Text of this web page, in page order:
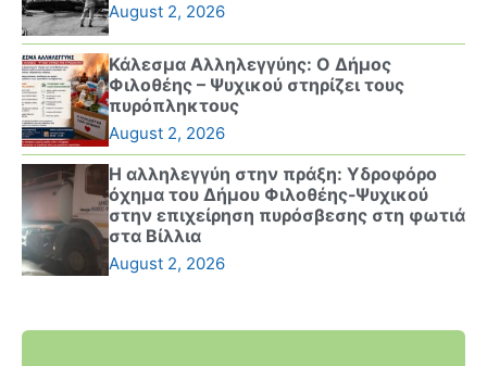
August 2, 2026
Κάλεσμα Αλληλεγγύης: Ο Δήμος
Φιλοθέης – Ψυχικού στηρίζει τους
πυρόπληκτους
August 2, 2026
Η αλληλεγγύη στην πράξη: Υδροφόρο
όχημα του Δήμου Φιλοθέης-Ψυχικού
στην επιχείρηση πυρόσβεσης στη φωτιά
στα Βίλλια
August 2, 2026